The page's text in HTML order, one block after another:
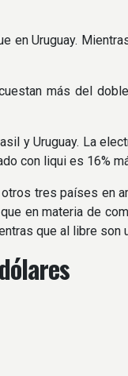
en Uruguay.
más del
y Uruguay. La
con liqui es 16%
tres países en
en materia de
que al libre son